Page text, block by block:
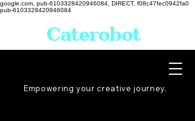
google.com, pub-6103328420946084, DIRECT, f08c47fec0942fa0
pub-6103328420946084
Empowering your creative journey.
Caterobot